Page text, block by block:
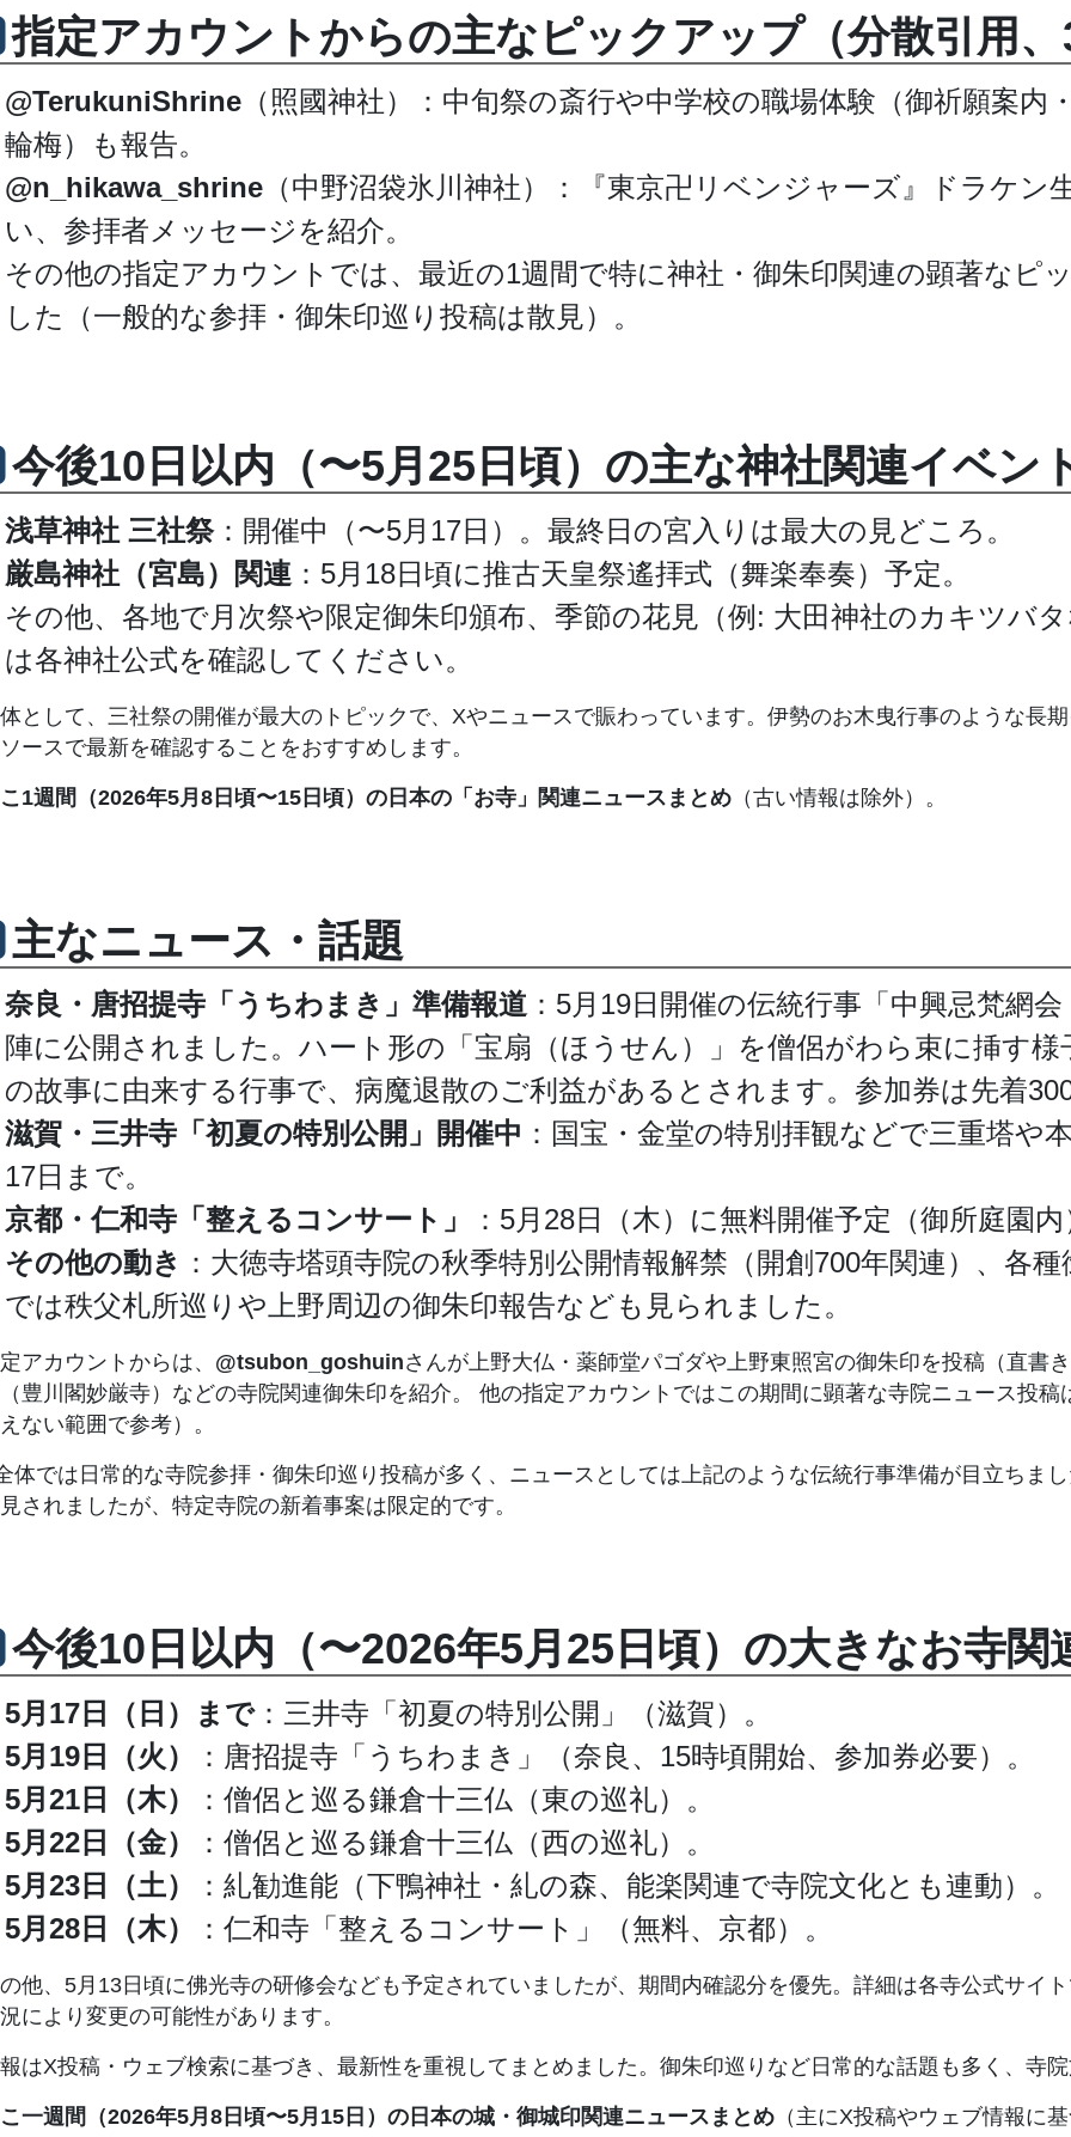
指定アカウントからの主なピックアップ（分散引用
@TerukuniShrine （照國神社）：中旬祭の斎行や中学校の職場体験（御祈願案
輪梅）も報告。
@n_hikawa_shrine （中野沼袋氷川神社）：『東京卍リベンジャーズ』ドラケン
い、参拝者メッセージを紹介。
その他の指定アカウントでは、最近の1週間で特に神社・御朱印関連の顕著なピ
した（一般的な参拝・御朱印巡り投稿は散見）。
今後10日以内（〜5月25日頃）の主な神社関連イベン
浅草神社 三社祭：開催中（〜5月17日）。最終日の宮入りは最大の見どころ。
厳島神社（宮島）関連 ：5月18日頃に推古天皇祭遙拝式（舞楽奉奏）予定。
その他、各地で月次祭や限定御朱印頒布、季節の花見（例: 大田神社のカキツバ
は各神社公式を確認してください。
として、三社祭の開催が最大のトピックで、Xやニュースで賑わっています。伊勢のお木曳行事のような長
ースで最新を確認することをおすすめします。
1週間（2026年5月8日頃〜15日頃）の日本の「お寺」関連ニュースまとめ （古い情報は除外）。
主なニュース・話題
奈良・唐招提寺「うちわまき」準備報道 ：5月19日開催の伝統行事「中興忌梵網
陣に公開されました。ハート形の「宝扇（ほうせん）」を僧侶がわら束に挿す
の故事に由来する行事で、病魔退散のご利益があるとされます。参加券は先着
滋賀・三井寺「初夏の特別公開」開催中 ：国宝・金堂の特別拝観などで三重塔や
17日まで。
京都・仁和寺「整えるコンサート」
：5月28日（木）に無料開催予定（御所庭園
その他の動き ：大徳寺塔頭寺院の秋季特別公開情報解禁（開創700年関連）、各
では秩父札所巡りや上野周辺の御朱印報告なども見られました。
アカウントからは、 @tsubon_goshuinさんが上野大仏・薬師堂パゴダや上野東照宮の御朱印を投稿（直書
豊川閣妙厳寺）などの寺院関連御朱印を紹介。 他の指定アカウントではこの期間に顕著な寺院ニュース投
ない範囲で参考）。
体では日常的な寺院参拝・御朱印巡り投稿が多く、ニュースとしては上記のような伝統行事準備が目立ちま
されましたが、特定寺院の新着事案は限定的です。
今後10日以内（〜2026年5月25日頃）の大きなお寺関
5月17日（日）まで：三井寺「初夏の特別公開」（滋賀）。
5月19日（火）
：唐招提寺「うちわまき」（奈良、15時頃開始、参加券必要）。
5月21日（木）
：僧侶と巡る鎌倉十三仏（東の巡礼）。
5月22日（金）
：僧侶と巡る鎌倉十三仏（西の巡礼）。
5月23日（土）
：糺勧進能（下鴨神社・糺の森、能楽関連で寺院文化とも連動）。
5月28日（木）
：仁和寺「整えるコンサート」（無料、京都）。
他、5月13日頃に佛光寺の研修会なども予定されていましたが、期間内確認分を優先。詳細は各寺公式サイ
により変更の可能性があります。
はX投稿・ウェブ検索に基づき、最新性を重視してまとめました。御朱印巡りなど日常的な話題も多く、寺
一週間（2026年5月8日頃〜5月15日）の日本の城・御城印関連ニュースまとめ （主にX投稿やウェブ情報に